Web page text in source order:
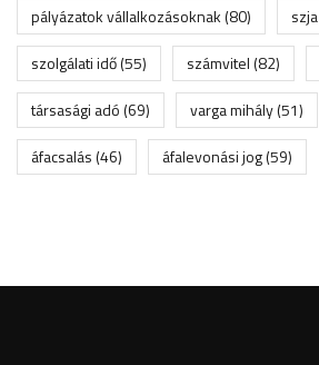
pályázatok vállalkozásoknak(80) szja
szolgálati idő(55) számvitel(82)
társasági adó(69) varga mihály(51)
áfacsalás(46) áfalevonási jog(59)